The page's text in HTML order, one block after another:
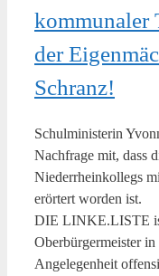
kommunaler
der
Schranz!
Schulministerin
Nachfrage mit, dass
Niederrheinkollegs
erörtert worden ist.
DIE LINKE.LISTE
Oberbürgermeister in
Angelegenheit